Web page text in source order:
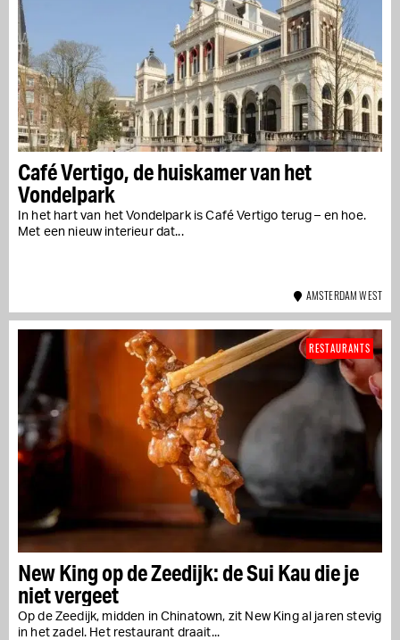
Café Vertigo, de huiskamer van het
Vondelpark
In het hart van het Vondelpark is Café Vertigo terug – en hoe.
Met een nieuw interieur dat...
AMSTERDAM WEST
New King op de Zeedijk: de Sui Kau die je
niet vergeet
Op de Zeedijk, midden in Chinatown, zit New King al jaren stevig
in het zadel. Het restaurant draait...
RESTAURANTS